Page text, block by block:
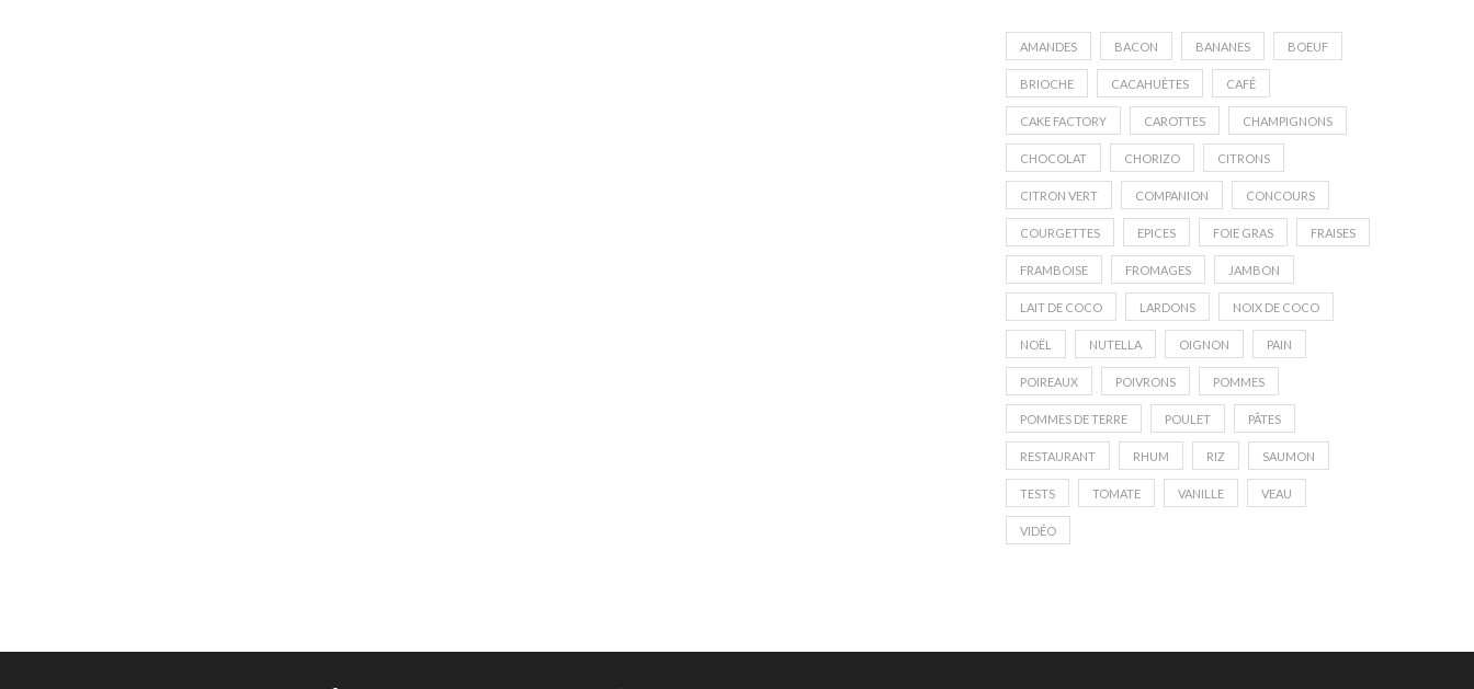
AMANDES BACON BANANES BOEUF
BRIOCHE CACAHUÈTES CAFÉ
CAKE FACTORY CAROTTES CHAMPIGNONS
CHOCOLAT CHORIZO CITRONS
CITRON VERT COMPANION CONCOURS
COURGETTES EPICES FOIE GRAS FRAISES
FRAMBOISE FROMAGES JAMBON
LAIT DE COCO LARDONS NOIX DE COCO
NOËL NUTELLA OIGNON PAIN
POIREAUX POIVRONS POMMES
POMMES DE TERRE POULET PÂTES
RESTAURANT RHUM RIZ SAUMON
TESTS TOMATE VANILLE VEAU
VIDÉO